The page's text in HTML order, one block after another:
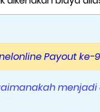
Payout ke-9